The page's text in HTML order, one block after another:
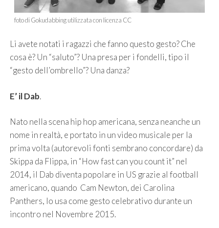
foto di Gokudabbing utilizzata con licenza CC
Li avete notati i ragazzi che fanno questo gesto? Che
cosa è? Un “saluto”? Una presa per i fondelli, tipo il
“gesto dell’ombrello”? Una danza?
E’ il Dab.
Nato nella scena hip hop americana, senza neanche un
nome in realtà, e portato in un video musicale per la
prima volta (autorevoli fonti sembrano concordare) da
Skippa da Flippa, in “How fast can you count it” nel
2014, il Dab diventa popolare in US grazie al football
americano, quando Cam Newton, dei Carolina
Panthers, lo usa come gesto celebrativo durante un
incontro nel Novembre 2015.